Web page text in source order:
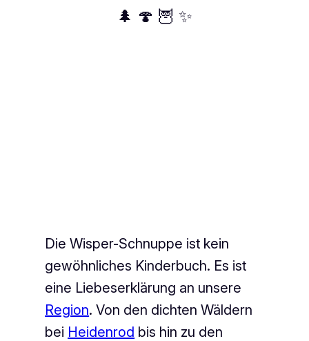
🌲 🍄 🦉 ✨
Die Wisper-Schnuppe ist kein
gewöhnliches Kinderbuch. Es ist
eine Liebeserklärung an unsere
Region. Von den dichten Wäldern
bei Heidenrod bis hin zu den